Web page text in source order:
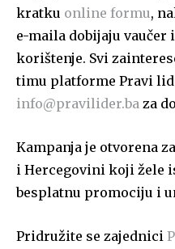
kratku online formu,
e-maila dobijaju vaučer
korištenje. Svi
timu platforme Pravi
info@pravilider.ba za
Kampanja je otvorena
i Hercegovini koji
besplatnu promociju i
Pridružite se zajednici